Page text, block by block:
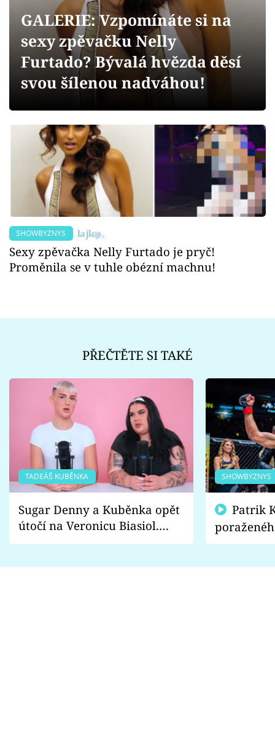
Sledujte prima+
Sledujte nás
GALERIE: Vzpomínáte si na
sexy zpěvačku Nelly
Furtado? Bývalá hvězda děsí
svou šílenou nadváhou!
SHOWBYZNYS
Sexy zpěvačka Nelly Furtado je pryč!
Proměnila se v tuhle obézní machnu!
PŘEČTĚTE SI TAKÉ
TADEÁŠ KUBĚNKA
Sugar Denny a Kuběnka opět
útočí na Veronicu Biasiol.
Proč je podle nich falešná a
SHOWBYZNYS
fanoušci